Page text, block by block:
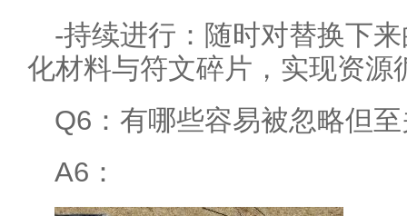
-持续进行：随时对替换下
化材料与符文碎片，实现资源
Q6：有哪些容易被忽略但
A6：